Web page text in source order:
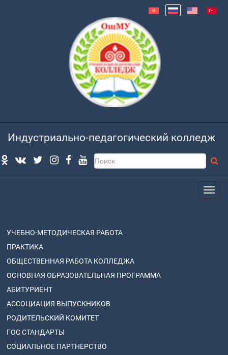
Индустриально-педагогический колледж
УЧЕБНО-МЕТОДИЧЕСКАЯ РАБОТА
ПРАКТИКА
ОБЩЕСТВЕННАЯ РАБОТА КОЛЛЕДЖА
ОСНОВНАЯ ОБРАЗОВАТЕЛЬНАЯ ПРОГРАММА
АБИТУРИЕНТ
АССОЦИАЦИЯ ВЫПУСКНИКОВ
РОДИТЕЛЬСКИЙ КОМИТЕТ
ГОС СТАНДАРТЫ
СОЦИАЛЬНОЕ ПАРТНЕРСТВО